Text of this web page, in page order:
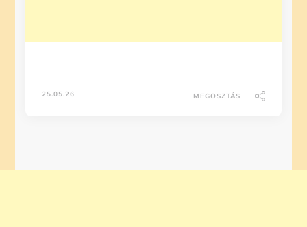
25.05.26 MEGOSZTÁS